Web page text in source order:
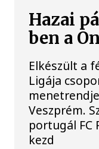
Hazai
ben a
Elkészült a
Ligája
Veszprém.
portugál
kezd